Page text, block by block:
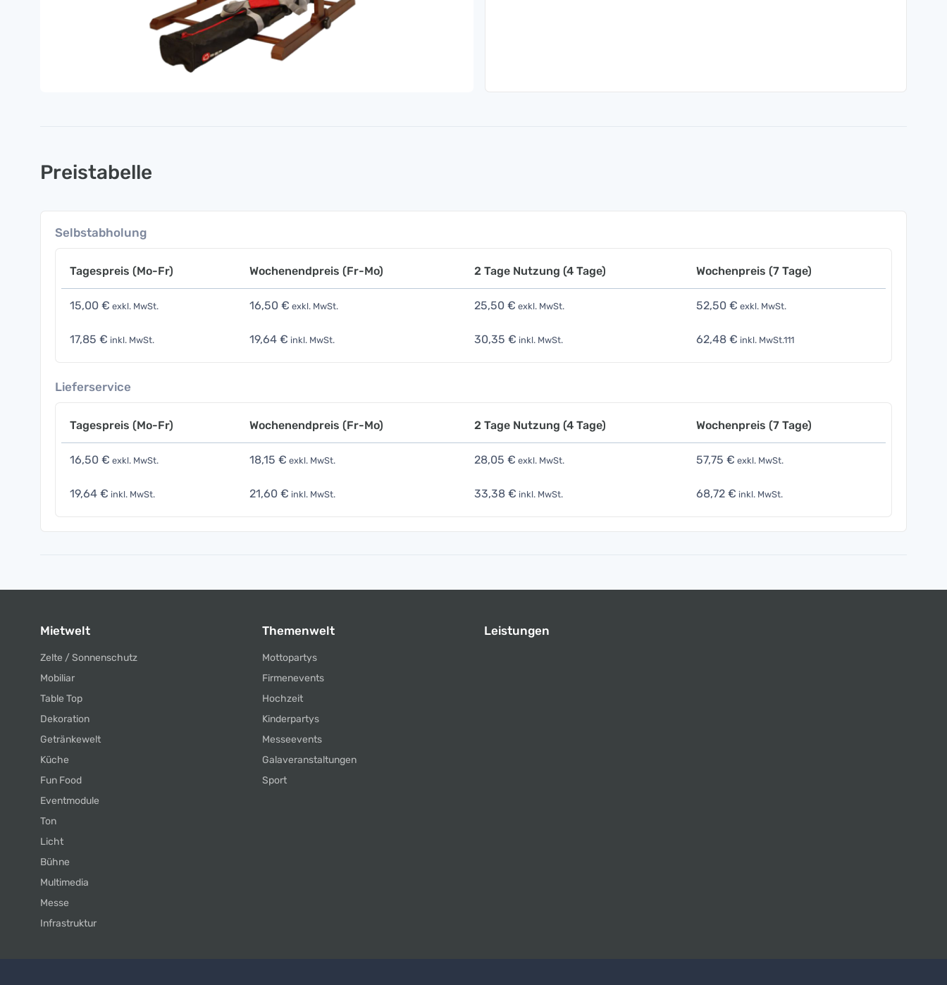
Preistabelle
Selbstabholung
Tagespreis (Mo-Fr) Wochenendpreis (Fr-Mo) 2 Tage Nutzung (4 Tage) Wochenpreis (7 Tage)
15,00 € exkl. MwSt. 16,50 € exkl. MwSt. 25,50 € exkl. MwSt. 52,50 € exkl. MwSt.
17,85 € inkl. MwSt. 19,64 € inkl. MwSt. 30,35 € inkl. MwSt. 62,48 € inkl. MwSt.111
Lieferservice
Tagespreis (Mo-Fr) Wochenendpreis (Fr-Mo) 2 Tage Nutzung (4 Tage) Wochenpreis (7 Tage)
16,50 € exkl. MwSt. 18,15 € exkl. MwSt. 28,05 € exkl. MwSt. 57,75 € exkl. MwSt.
19,64 € inkl. MwSt. 21,60 € inkl. MwSt. 33,38 € inkl. MwSt. 68,72 € inkl. MwSt.
Mietwelt
Zelte / Sonnenschutz
Mobiliar
Table Top
Dekoration
Getränkewelt
Küche
Fun Food
Eventmodule
Ton
Licht
Bühne
Multimedia
Messe
Infrastruktur
Themenwelt
Mottopartys
Firmenevents
Hochzeit
Kinderpartys
Messeevents
Galaveranstaltungen
Sport
Leistungen